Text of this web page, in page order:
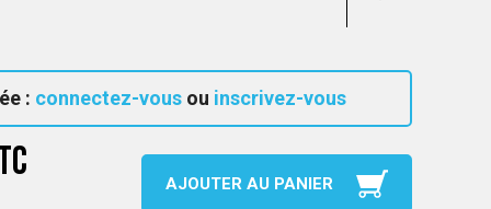
: connectez-vous ou inscrivez-vous
AJOUTER AU PANIER